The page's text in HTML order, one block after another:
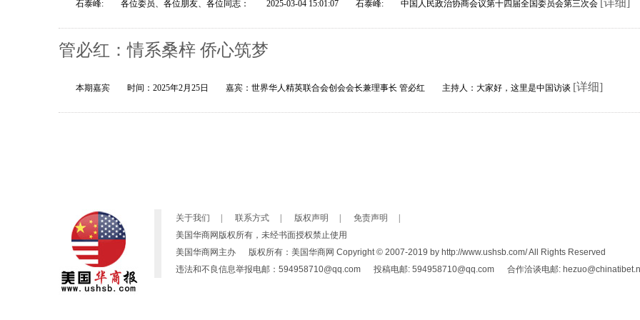
石泰峰: 各位委员、各位朋友、各位同志： 2025-03-04 15:01:07 石泰峰: 中国人民政治协商会议第十四届全国委员会第三次会 [详细]
管必红：情系桑梓 侨心筑梦
本期嘉宾 时间：2025年2月25日 嘉宾：世界华人精英联合会创会会长兼理事长 管必红 主持人：大家好，这里是中国访谈 [详细]
关于我们 联系方式 版权声明 免责声明
美国华商网版权所有，未经书面授权禁止使用
美国华商网主办 版权所有：美国华商网 Copyright © 2007-2019 by http://www.ushsb.com/ All Rights Reserved
违法和不良信息举报电邮：594958710@qq.com 投稿电邮: 594958710@qq.com 合作洽谈电邮: